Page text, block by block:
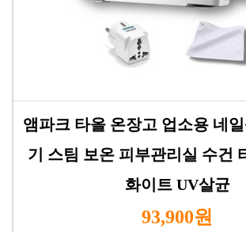
앰파크 타올 온장고 업소용 네
기 스팀 보온 피부관리실 수건
화이트 UV살균
93,900원